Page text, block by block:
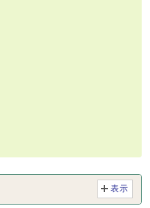
表示